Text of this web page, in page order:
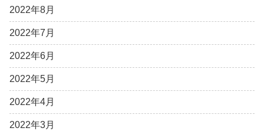
2022年8月
2022年7月
2022年6月
2022年5月
2022年4月
2022年3月